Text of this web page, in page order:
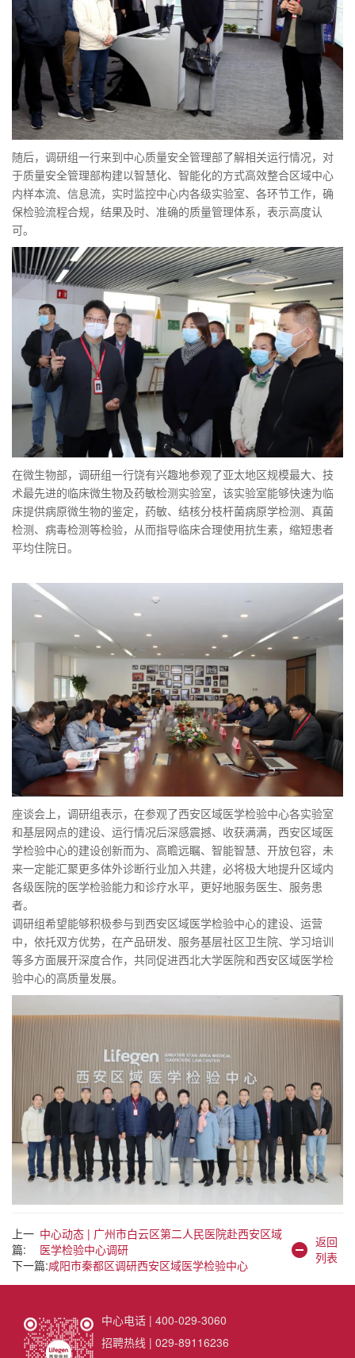
随后，调研组一行来到中心质量安全管理部了解相关运行情况，对
于质量安全管理部构建以智慧化、智能化的方式高效整合区域中心
内样本流、信息流，实时监控中心内各级实验室、各环节工作，确
保检验流程合规，结果及时、准确的质量管理体系，表示高度认
可。
在微生物部，调研组一行饶有兴趣地参观了亚太地区规模最大、技
术最先进的临床微生物及药敏检测实验室，该实验室能够快速为临
床提供病原微生物的鉴定，药敏、结核分枝杆菌病原学检测、真菌
检测、病毒检测等检验，从而指导临床合理使用抗生素，缩短患者
平均住院日。
座谈会上，调研组表示，在参观了西安区域医学检验中心各实验室
和基层网点的建设、运行情况后深感震撼、收获满满，西安区域医
学检验中心的建设创新而为、高瞻远瞩、智能智慧、开放包容，未
来一定能汇聚更多体外诊断行业加入共建，必将极大地提升区域内
各级医院的医学检验能力和诊疗水平，更好地服务医生、服务患
者。
调研组希望能够积极参与到西安区域医学检验中心的建设、运营
中，依托双方优势，在产品研发、服务基层社区卫生院、学习培训
等多方面展开深度合作，共同促进西北大学医院和西安区域医学检
验中心的高质量发展。
上一
篇:
中心动态 | 广州市白云区第二人民医院赴西安区域
医学检验中心调研
下一篇:咸阳市秦都区调研西安区域医学检验中心
返回
列表
中心电话 | 400-029-3060
招聘热线 | 029-89116236